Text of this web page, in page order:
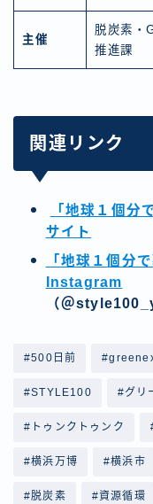
主催
脱炭素・
推進課
関連リンク
「地球１個
サイト
「地球１個分
Instagram
（＠
#500日前
#STYLE100 #グリ
#トゥンクトゥンク
#横浜万博 #横浜市
#脱炭素 #資源循環